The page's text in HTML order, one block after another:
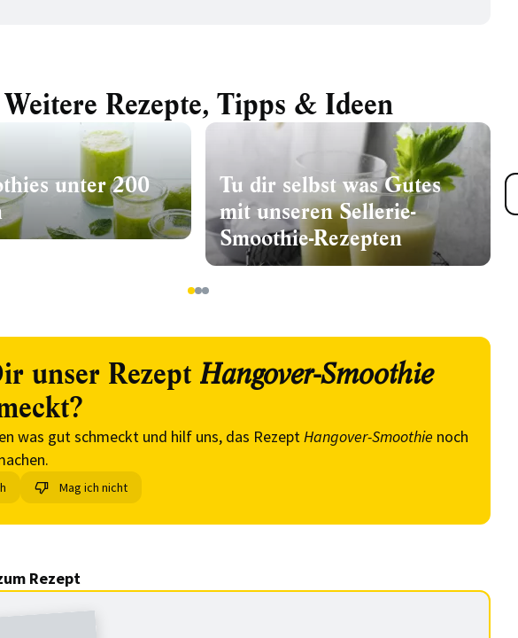
Weitere Rezepte, Tipps & Ideen
unter 200
Tu dir selbst was Gutes
mit unseren Sellerie-
Smoothie-Rezepten
123
unser Rezept Hangover-Smoothie
was gut schmeckt und hilf uns, das RezeptHangover-Smoothie noch
Mag ich nicht
Rezept